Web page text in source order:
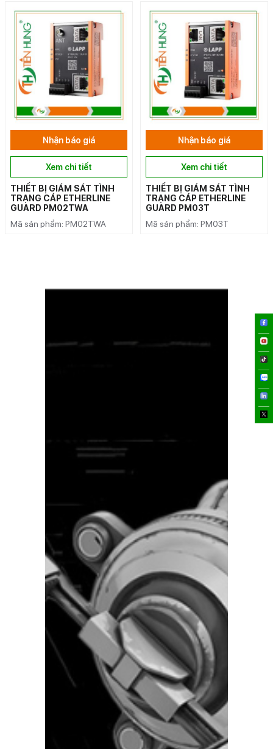
Nhận báo giá
Xem chi tiết
THIẾT BỊ GIÁM SÁT TÌNH
TRẠNG CÁP ETHERLINE
GUARD PM02TWA
Mã sản phẩm: PM02TWA
Nhận báo giá
Xem chi tiết
THIẾT BỊ GIÁM SÁT TÌNH
TRẠNG CÁP ETHERLINE
GUARD PM03T
Mã sản phẩm: PM03T